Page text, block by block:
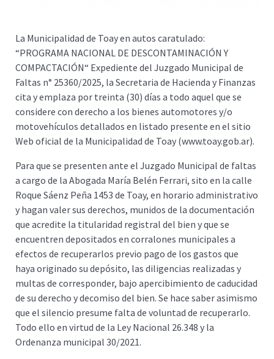
La Municipalidad de Toay en autos caratulado:
“PROGRAMA NACIONAL DE DESCONTAMINACIÓN Y
COMPACTACIÓN“ Expediente del Juzgado Municipal de
Faltas n° 25360/2025, la Secretaria de Hacienda y Finanzas
cita y emplaza por treinta (30) días a todo aquel que se
considere con derecho a los bienes automotores y/o
motovehículos detallados en listado presente en el sitio
Web oficial de la Municipalidad de Toay (www.toay.gob.ar).
Para que se presenten ante el Juzgado Municipal de faltas
a cargo de la Abogada María Belén Ferrari, sito en la calle
Roque Sáenz Peña 1453 de Toay, en horario administrativo
y hagan valer sus derechos, munidos de la documentación
que acredite la titularidad registral del bien y que se
encuentren depositados en corralones municipales a
efectos de recuperarlos previo pago de los gastos que
haya originado su depósito, las diligencias realizadas y
multas de corresponder, bajo apercibimiento de caducidad
de su derecho y decomiso del bien. Se hace saber asimismo
que el silencio presume falta de voluntad de recuperarlo.
Todo ello en virtud de la Ley Nacional 26.348 y la
Ordenanza municipal 30/2021.